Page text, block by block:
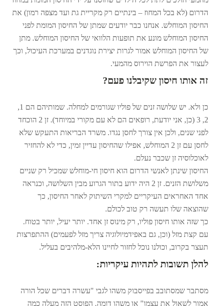
הדרום (לא בכל המחוז – בינתיים רק מקריית גת ועד מצפה רמון) את
החיסון המוחלש. אנחנו כבר יודעים שמתן של החיסון המומת לפני
החיסון המוחלש מונע את תופעות הלוואי של החיסון המוחלש. מתן
של החיסון המוחלש אמור לגרות יצירת נוגדנים במערכת העיכול, וכך
לעצור את הפרשת הוירוס מהמעי.
זה אותו חיסון שקיבלנו פעם?
כן ולא. יש שלושה זנים של פוליו שגורמים למחלה. שמותיהם הם 1,
2, 3 (כן, אני יודעת, רופאים הם לא עם מקורי במיוחד). זן 2 הוכחד
לפני שנים, ולכן אין צורך לחסן נגדו. משרד הבריאות התעקש שלא
לחסן עם זן 2 המוחלש, אפילו שהחיסון עדיין זמין, כדי לא להחזיר
לאוכלוסיה זן שכבר נעלם.
החיסון שינתן לאנשי הדרום הוא חיסון חי-מוחלש שמכיל רק שניים
משלושת הזנים. זן 2 היה ידוע בתור הגרוע מבין השלושה, וכנראה
אחד האחראים העיקריים למקרי השיתוק לאחר החיסון, כך
שהוצאה שלו תעשה רק טוב לכולם.
כך שזה אותו חיסון פוליו, רק מינוס זן אחד. יותר יעיל, יותר בטוח.
עם קצת מזל (וכן, גם באפידמיולוגיה צריך מזל לפעמים) ההתפרצות
תעצר בקרוב, וכולנו נוכל לחזור לחיינו הלא-מלהיבים בעליל.
להלן תשובות לתהיות עיקריות:
מסתבר שמסתובב בפייסבוק משהו לגבי "עשרה דברים שכל הורה
אמור לשאול את עצמו" או משהו דומה. הפוסט הזה מעלה כמה